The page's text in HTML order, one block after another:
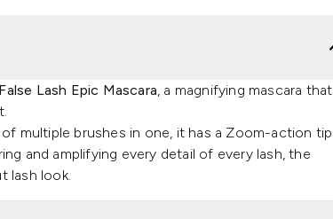
Lash Epic Mascara, a magnifying mascara that
multiple brushes in one, it has a Zoom-action tip
and amplifying every detail of every lash, the
lash look.